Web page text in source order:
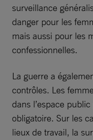
surveillance
danger pour les
mais aussi pour les
confessionnelles.
La guerre a
contrôles. Les
dans l’espace
obligatoire. Sur les
lieux de travail, la